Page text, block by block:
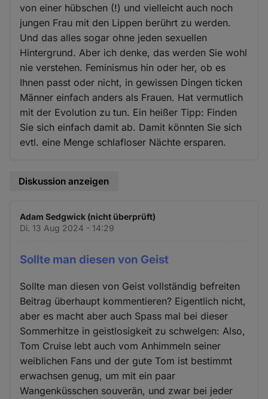
von einer hübschen (!) und vielleicht auch noch
jungen Frau mit den Lippen berührt zu werden.
Und das alles sogar ohne jeden sexuellen
Hintergrund. Aber ich denke, das werden Sie wohl
nie verstehen. Feminismus hin oder her, ob es
Ihnen passt oder nicht, in gewissen Dingen ticken
Männer einfach anders als Frauen. Hat vermutlich
mit der Evolution zu tun. Ein heißer Tipp: Finden
Sie sich einfach damit ab. Damit könnten Sie sich
evtl. eine Menge schlafloser Nächte ersparen.
Diskussion anzeigen
Adam Sedgwick (nicht überprüft)
Di. 13 Aug 2024 - 14:29
Sollte man diesen von Geist
Sollte man diesen von Geist vollständig befreiten
Beitrag überhaupt kommentieren? Eigentlich nicht,
aber es macht aber auch Spass mal bei dieser
Sommerhitze in geistlosigkeit zu schwelgen: Also,
Tom Cruise lebt auch vom Anhimmeln seiner
weiblichen Fans und der gute Tom ist bestimmt
erwachsen genug, um mit ein paar
Wangenküsschen souverän, und zwar bei jeder